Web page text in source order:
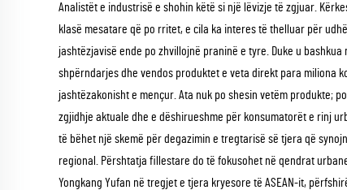
Analistët e industrisë e shohin këtë si një lëvizje të zgjuar.
klasë mesatare që po rritet, e cila ka interes të thelluar për
jashtëzjavisë ende po zhvillojnë praninë e tyre. Duke u
shpërndarjes dhe vendos produktet e veta direkt para miliona
jashtëzakonisht e mençur. Ata nuk po shesin vetëm produkte;
zgjidhje aktuale dhe e dëshirueshme për konsumatorët e rinj
të bëhet një skemë për degazimin e tregtarisë së tjera që
regional. Përshtatja fillestare do të fokusohet në qendrat
Yongkang Yufan në tregjet e tjera kryesore të ASEAN-it,